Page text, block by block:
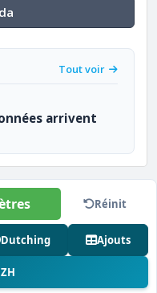
Tout voir
arrivent
Réinit
Dutching Ajouts